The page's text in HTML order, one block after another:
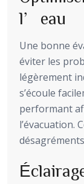
l’eau
Une bonne
éviter les
légèrement
s’écoule
performant
l’évacuation.